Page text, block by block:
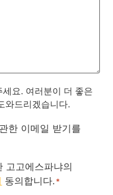
요. 여러분이 더 좋은
와드리겠습니다.
한 이메일 받기를
고고에스파냐의
동의합니다. *